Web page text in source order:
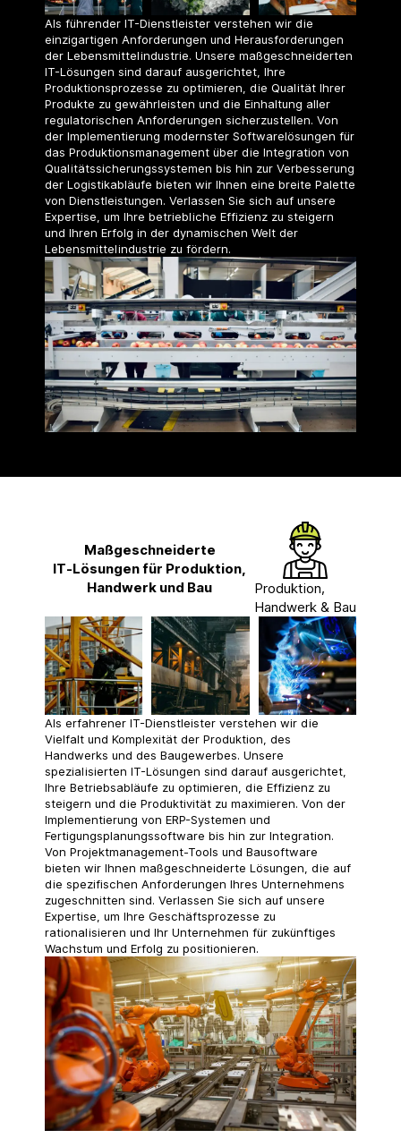
Als führender IT-Dienstleister verstehen wir die
einzigartigen Anforderungen und Herausforderungen
der Lebensmittelindustrie. Unsere maßgeschneiderten
IT-Lösungen sind darauf ausgerichtet, Ihre
Produktionsprozesse zu optimieren, die Qualität Ihrer
Produkte zu gewährleisten und die Einhaltung aller
regulatorischen Anforderungen sicherzustellen. Von
der Implementierung modernster Softwarelösungen für
das Produktionsmanagement über die Integration von
Qualitätssicherungssystemen bis hin zur Verbesserung
der Logistikabläufe bieten wir Ihnen eine breite Palette
von Dienstleistungen. Verlassen Sie sich auf unsere
Expertise, um Ihre betriebliche Effizienz zu steigern
und Ihren Erfolg in der dynamischen Welt der
Lebensmittelindustrie zu fördern.
Maßgeschneiderte
IT‑Lösungen für Produktion,
Handwerk und Bau
Produktion,
Handwerk & Bau
Als erfahrener IT-Dienstleister verstehen wir die
Vielfalt und Komplexität der Produktion, des
Handwerks und des Baugewerbes. Unsere
spezialisierten IT-Lösungen sind darauf ausgerichtet,
Ihre Betriebsabläufe zu optimieren, die Effizienz zu
steigern und die Produktivität zu maximieren. Von der
Implementierung von ERP-Systemen und
Fertigungsplanungssoftware bis hin zur Integration.
Von Projektmanagement-Tools und Bausoftware
bieten wir Ihnen maßgeschneiderte Lösungen, die auf
die spezifischen Anforderungen Ihres Unternehmens
zugeschnitten sind. Verlassen Sie sich auf unsere
Expertise, um Ihre Geschäftsprozesse zu
rationalisieren und Ihr Unternehmen für zukünftiges
Wachstum und Erfolg zu positionieren.